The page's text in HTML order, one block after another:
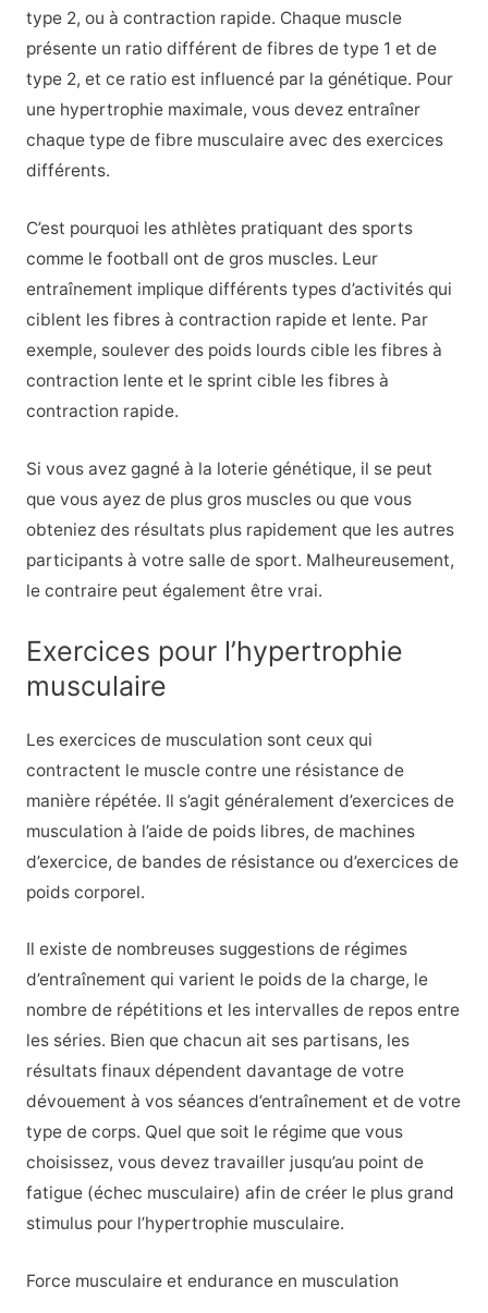
type 2, ou à contraction rapide. Chaque muscle
présente un ratio différent de fibres de type 1 et de
type 2, et ce ratio est influencé par la génétique. Pour
une hypertrophie maximale, vous devez entraîner
chaque type de fibre musculaire avec des exercices
différents.
C’est pourquoi les athlètes pratiquant des sports
comme le football ont de gros muscles. Leur
entraînement implique différents types d’activités qui
ciblent les fibres à contraction rapide et lente. Par
exemple, soulever des poids lourds cible les fibres à
contraction lente et le sprint cible les fibres à
contraction rapide.
Si vous avez gagné à la loterie génétique, il se peut
que vous ayez de plus gros muscles ou que vous
obteniez des résultats plus rapidement que les autres
participants à votre salle de sport. Malheureusement,
le contraire peut également être vrai.
Exercices pour l’hypertrophie
musculaire
Les exercices de musculation sont ceux qui
contractent le muscle contre une résistance de
manière répétée. Il s’agit généralement d’exercices de
musculation à l’aide de poids libres, de machines
d’exercice, de bandes de résistance ou d’exercices de
poids corporel.
Il existe de nombreuses suggestions de régimes
d’entraînement qui varient le poids de la charge, le
nombre de répétitions et les intervalles de repos entre
les séries. Bien que chacun ait ses partisans, les
résultats finaux dépendent davantage de votre
dévouement à vos séances d’entraînement et de votre
type de corps. Quel que soit le régime que vous
choisissez, vous devez travailler jusqu’au point de
fatigue (échec musculaire) afin de créer le plus grand
stimulus pour l’hypertrophie musculaire.
Force musculaire et endurance en musculation